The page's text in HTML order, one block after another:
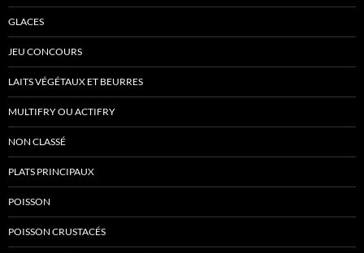
GLACES
JEU CONCOURS
LAITS VÉGÉTAUX ET BEURRES
MULTIFRY OU ACTIFRY
NON CLASSÉ
PLATS PRINCIPAUX
POISSON
POISSON CRUSTACÉS